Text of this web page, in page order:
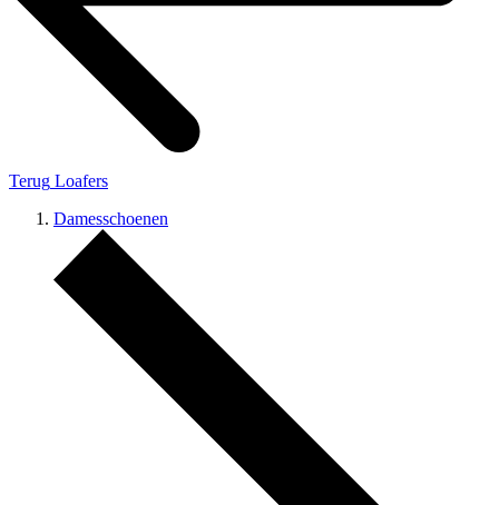
Terug Loafers
Damesschoenen